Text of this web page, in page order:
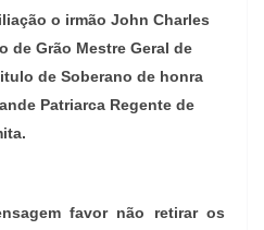
o irmão John Charles
de Grão Mestre Geral de
de Soberano de honra
Patriarca Regente de
favor não retirar os